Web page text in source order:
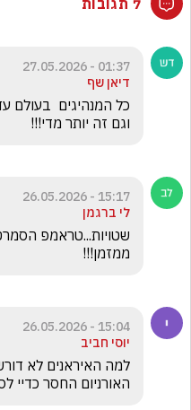
01:37 - 27.05.2026
דיאן שף
וגם זה יותר מדי!!!
15:17 - 26.05.2026
לי ברגמן
ממזמן!!!
15:04 - 26.05.2026
יוסי חביב
האורניום החסר כדיי